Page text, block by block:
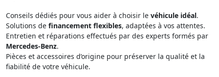
Conseils dédiés pour vous aider à choisir le véhicule idéal.
Solutions de financement flexibles, adaptées à vos attentes.
Entretien et réparations effectués par des experts formés par
Mercedes-Benz.
Pièces et accessoires d’origine pour préserver la qualité et la
fiabilité de votre véhicule.